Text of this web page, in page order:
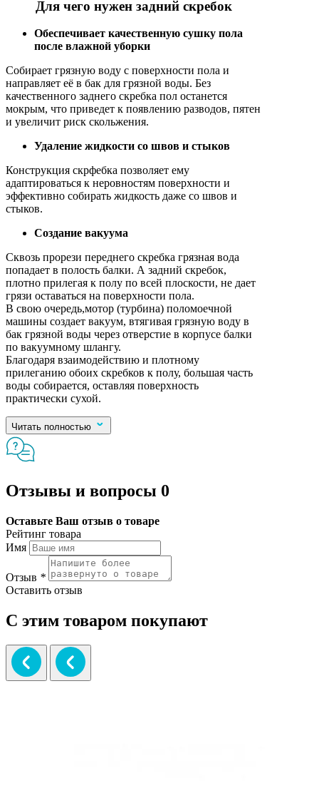
Для чего нужен задний скребок
Обеспечивает качественную сушку пола
после влажной уборки
Собирает грязную воду с поверхности пола и
направляет её в бак для грязной воды. Без
качественного заднего скребка пол останется
мокрым, что приведет к появлению разводов, пятен
и увеличит риск скольжения.
Удаление жидкости со швов и стыков
Конструкция скрфебка позволяет ему
адаптироваться к неровностям поверхности и
эффективно собирать жидкость даже со швов и
стыков.
Создание вакуума
Сквозь прорези переднего скребка грязная вода
попадает в полость балки. А задний скребок,
плотно прилегая к полу по всей плоскости, не дает
грязи оставаться на поверхности пола.
В свою очередь,мотор (турбина) поломоечной
машины создает вакуум, втягивая грязную воду в
бак грязной воды через отверстие в корпусе балки
по вакуумному шлангу.
Благодаря взаимодействию и плотному
прилеганию обоих скребков к полу, большая часть
воды собирается, оставляя поверхность
практически сухой.
Читать полностью
Отзывы и вопросы 0
Оставьте Ваш отзыв о товаре
Рейтинг товара
Имя
Отзыв *
Оставить отзыв
С этим товаром покупают